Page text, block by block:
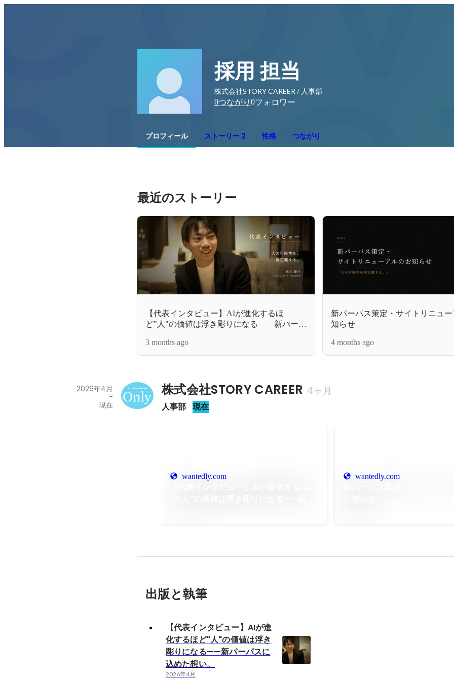
採用 担当
株式会社STORY CAREER / 人事部
0つながり 0フォロワー
プロフィール ストーリー 2 性格 つながり
最近のストーリー
【代表インタビュー】AIが進化するほ
ど"人"の価値は浮き彫りになる——新パーパ
3 months ago
新パーパス策定・サイトリニュ
知らせ
4 months ago
株式会社STORY CAREER 4ヶ月
人事部 現在
2026年4月
-
現在
wantedly.com wantedly.com
出版と執筆
【代表インタビュー】AIが進
化するほど"人"の価値は浮き
彫りになる——新パーパスに
込めた想い。
2026年4月